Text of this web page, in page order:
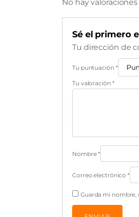
No hay
Sé el primero
Tu dirección de
Tu puntuación *
Tu valoración *
Nombre*
Correo electrónico*
Guarda mi nombre,